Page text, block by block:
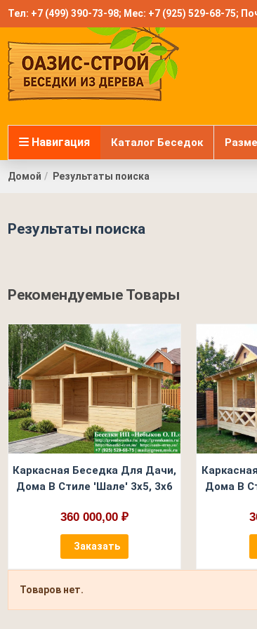
Тел: +7 (499) 390-73-98; Мес: +7 (925) 529-68-75;
Навигация Каталог Беседок
Домой Результаты поиска
Результаты поиска
Рекомендуемые Товары
Каркасная Беседка Для Дачи,
Дома В Стиле 'Шале' 3х5, 3х6
360 000,00 ₽
Заказать
Дома В
Товаров нет.